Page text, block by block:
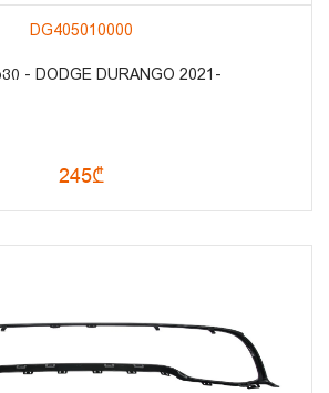
DG405010000
- DODGE DURANGO 2021-
245₾